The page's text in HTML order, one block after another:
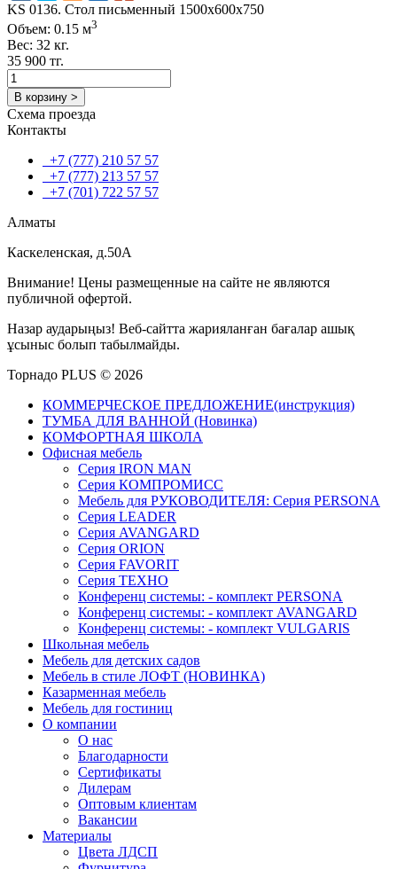
KS 0136. Стол письменный 1500х600х750
Объем: 0.15 м3
Вес: 32 кг.
35 900 тг.
В корзину >
Схема проезда
Контакты
+7 (777) 210 57 57
+7 (777) 213 57 57
+7 (701) 722 57 57
Алматы
Каскеленская, д.50А
Внимание! Цены размещенные на сайте не являются
публичной офертой.
Назар аударыңыз! Веб-сайтта жарияланған бағалар ашық
ұсыныс болып табылмайды.
Торнадо PLUS © 2026
КОММЕРЧЕСКОЕ ПРЕДЛОЖЕНИЕ(инструкция)
ТУМБА ДЛЯ ВАННОЙ (Новинка)
КОМФОРТНАЯ ШКОЛА
Офисная мебель
Серия IRON MAN
Серия КОМПРОМИСС
Мебель для РУКОВОДИТЕЛЯ: Серия PERSONA
Серия LEADER
Серия AVANGARD
Серия ORION
Серия FAVORIT
Серия ТЕХНО
Конференц системы: - комплект PERSONA
Конференц системы: - комплект AVANGARD
Конференц системы: - комплект VULGARIS
Школьная мебель
Мебель для детских садов
Мебель в стиле ЛОФТ (НОВИНКА)
Казарменная мебель
Мебель для гостиниц
О компании
О нас
Благодарности
Сертификаты
Дилерам
Оптовым клиентам
Вакансии
Материалы
Цвета ЛДСП